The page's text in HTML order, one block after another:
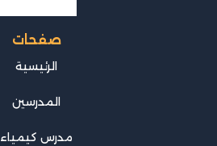
صفحات
الرئيسية
المدرسين
مدرس كيمياء